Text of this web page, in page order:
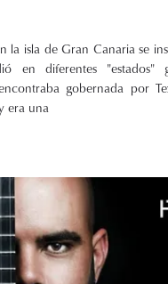
la isla de Gran Canaria se
en diferentes "estados"
gobernada por
era una